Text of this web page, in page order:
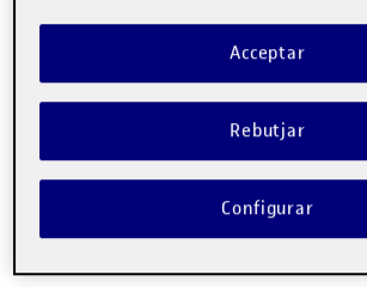
PAC 1 ENTREGA PARCIAL
Estela Barbancho González Mellado
PEC 1 > Dibujar para mirar …Rebutjar
Acceptar
Configurar